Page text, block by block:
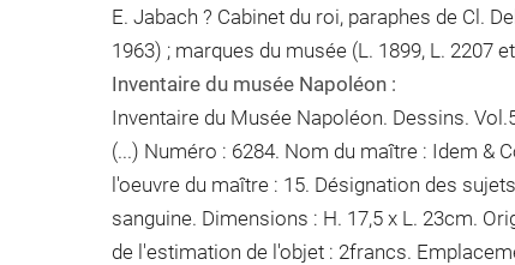
E. Jabach ? Cabinet du roi, paraphes de Cl.
1963) ; marques du musée (L. 1899, L. 2207
Inventaire du musée Napoléon :
Inventaire du Musée Napoléon. Dessins.
(...) Numéro : 6284. Nom du maître : Idem &
l'oeuvre du maître : 15. Désignation des
sanguine. Dimensions : H. 17,5 x L. 23cm.
de l'estimation de l'objet : 2francs.